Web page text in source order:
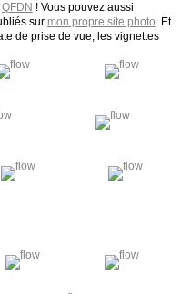
QFDN ! Vous pouvez aussi
sur mon propre site photo . Et
de prise de vue, les vignettes